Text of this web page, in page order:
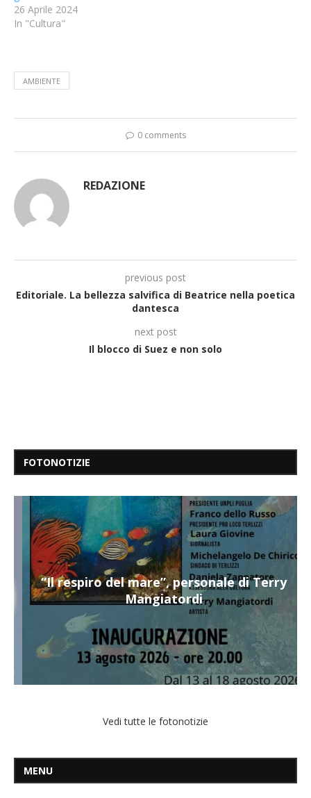
26 Aprile 2024
In "Cultura"
AMBIENTE
0 comments
REDAZIONE
previous post
Editoriale. La bellezza salvifica di Beatrice nella poetica
dantesca
next post
Il blocco di Suez e non solo
FOTONOTIZIE
“Il respiro del mare”, personale di Terry
Mangiatordi
Vedi tutte le fotonotizie
MENU